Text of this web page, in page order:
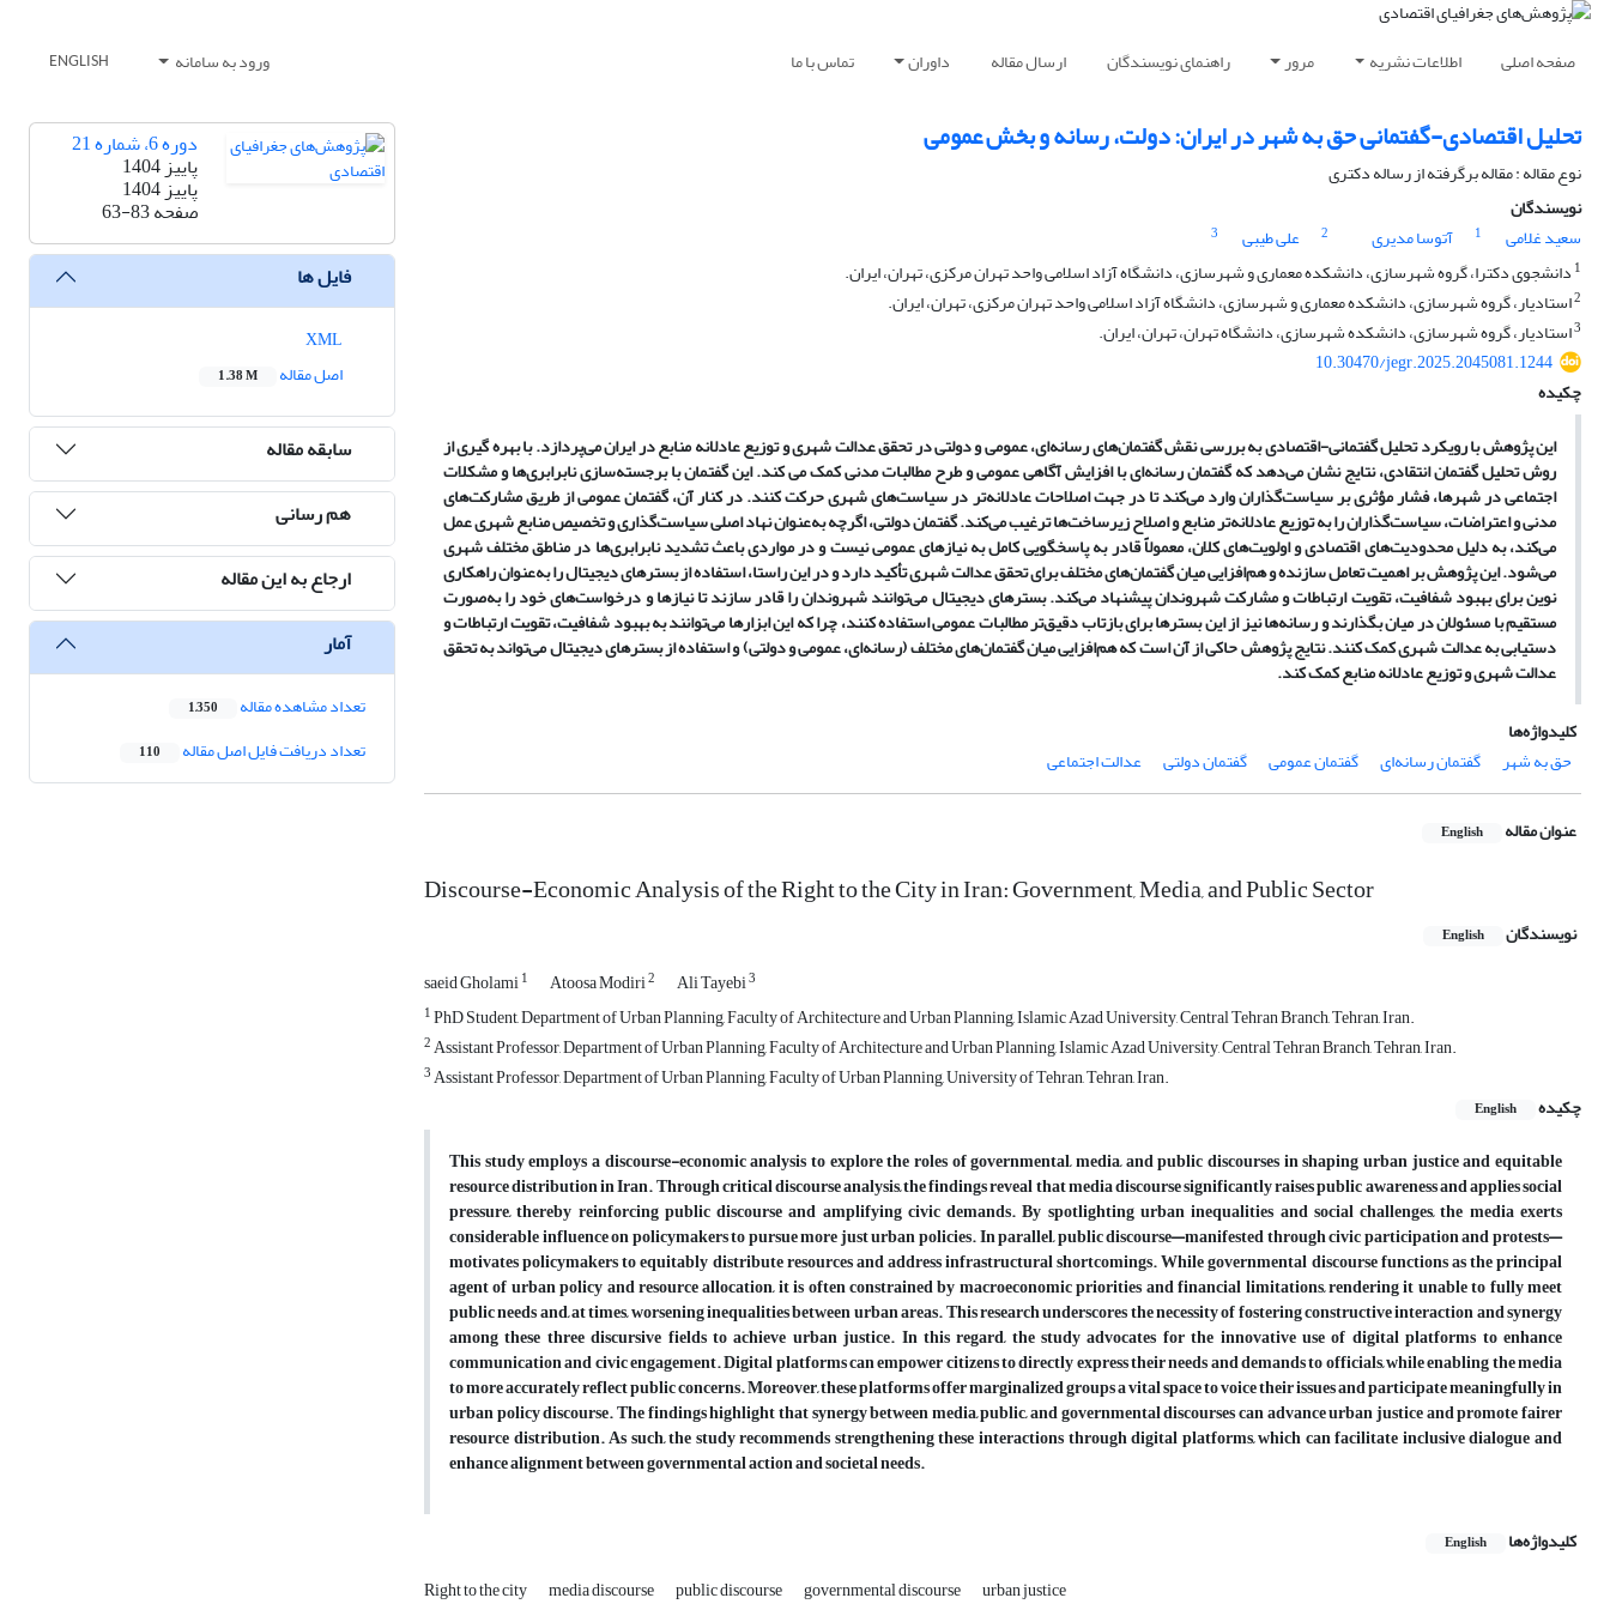
صفحه اصلی اطلاعات نشریه مرور راهنمای نویسندگان ارسال مقاله داوران تماس با ما ورود به سامانه ENGLISH
تحلیل اقتصادی-گفتمانی حق به شهر در ایران: دولت، رسانه‌ و بخش عمومی
نوع مقاله : مقاله برگرفته از رساله دکتری
نویسندگان
سعید غلامی
1 آتوسا مدیری 2 علی طیبی
3
1 دانشجوی دکترا، گروه شهرسازی، دانشکده معماری و شهرسازی، دانشگاه آزاد اسلامی واحد تهران مرکزی، تهران، ایران.
2استادیار، گروه شهرسازی، دانشکده معماری و شهرسازی، دانشگاه آزاد اسلامی واحد تهران مرکزی، تهران، ایران.
3استادیار، گروه شهرسازی، دانشکده شهرسازی، دانشگاه تهران، تهران، ایران.
10.30470/jegr.2025.2045081.1244
چکیده
این پژوهش با رویکرد تحلیل گفتمانی-اقتصادی به بررسی نقش گفتمان‌های رسانه‌ای، عمومی و دولتی در تحقق عدالت شهری و توزیع عادلانه منابع در ایران می‌پردازد. با بهره گیری از
روش تحلیل گفتمان انتقادی، نتایج نشان می‌دهد که گفتمان رسانه‌ای با افزایش آگاهی عمومی و طرح مطالبات مدنی کمک می کند. این گفتمان با برجسته‌سازی نابرابری‌ها و مشکلات
اجتماعی در شهرها، فشار مؤثری بر سیاست‌گذاران وارد می‌کند تا در جهت اصلاحات عادلانه‌تر در سیاست‌های شهری حرکت کنند. در کنار آن، گفتمان عمومی از طریق مشارکت‌های
مدنی و اعتراضات، سیاست‌گذاران را به توزیع عادلانه‌تر منابع و اصلاح زیرساخت‌ها ترغیب می‌کند. گفتمان دولتی، اگرچه به‌عنوان نهاد اصلی سیاست‌گذاری و تخصیص منابع شهری عمل
می‌کند، به دلیل محدودیت‌های اقتصادی و اولویت‌های کلان، معمولاً قادر به پاسخگویی کامل به نیازهای عمومی نیست و در مواردی باعث تشدید نابرابری‌ها در مناطق مختلف شهری
می‌شود. این پژوهش بر اهمیت تعامل سازنده و هم‌افزایی میان گفتمان‌های مختلف برای تحقق عدالت شهری تأکید دارد و در این راستا، استفاده از بسترهای دیجیتال را به‌عنوان راهکاری
نوین برای بهبود شفافیت، تقویت ارتباطات و مشارکت شهروندان پیشنهاد می‌کند. بسترهای دیجیتال می‌توانند شهروندان را قادر سازند تا نیازها و درخواست‌های خود را به‌صورت
مستقیم با مسئولان در میان بگذارند و رسانه‌ها نیز از این بسترها برای بازتاب دقیق‌تر مطالبات عمومی استفاده کنند، چرا که این ابزارها می‌توانند به بهبود شفافیت، تقویت ارتباطات و
دستیابی به عدالت شهری کمک کنند. نتایج پژوهش حاکی از آن است که هم‌افزایی میان گفتمان‌های مختلف (رسانه‌ای، عمومی و دولتی)و استفاده از بسترهای دیجیتال می‌تواند به تحقق
عدالت شهری و توزیع عادلانه منابع کمک کند.
کلیدواژه‌ها
حق به شهر
گفتمان رسانه‌ای گفتمان عمومی گفتمان دولتی عدالت اجتماعی
عنوان مقاله English
Discourse-Economic Analysis of the Right to the City in Iran: Government, Media, and Public Sector
نویسندگان English
saeid Gholami1 Atoosa Modiri2 Ali Tayebi3
1PhD Student, Department of Urban Planning, Faculty of Architecture and Urban Planning, Islamic Azad University, Central Tehran Branch, Tehran, Iran.
2Assistant Professor, Department of Urban Planning, Faculty of Architecture and Urban Planning, Islamic Azad University, Central Tehran Branch, Tehran, Iran.
3Assistant Professor, Department of Urban Planning, Faculty of Urban Planning, University of Tehran, Tehran, Iran.
چکیده
English
This study employs a discourse-economic analysis to explore the roles of governmental, media, and public discourses in shaping urban justice and equitable
resource distribution in Iran. Through critical discourse analysis, the findings reveal that media discourse significantly raises public awareness and applies social
pressure, thereby reinforcing public discourse and amplifying civic demands. By spotlighting urban inequalities and social challenges, the media exerts
considerable influence on policymakers to pursue more just urban policies. In parallel, public discourse—manifested through civic participation and protests—
motivates policymakers to equitably distribute resources and address infrastructural shortcomings. While governmental discourse functions as the principal
agent of urban policy and resource allocation, it is often constrained by macroeconomic priorities and financial limitations, rendering it unable to fully meet
public needs and, at times, worsening inequalities between urban areas. This research underscores the necessity of fostering constructive interaction and synergy
among these three discursive fields to achieve urban justice. In this regard, the study advocates for the innovative use of digital platforms to enhance
communication and civic engagement. Digital platforms can empower citizens to directly express their needs and demands to officials, while enabling the media
to more accurately reflect public concerns. Moreover, these platforms offer marginalized groups a vital space to voice their issues and participate meaningfully in
urban policy discourse. The findings highlight that synergy between media, public, and governmental discourses can advance urban justice and promote fairer
resource distribution. As such, the study recommends strengthening these interactions through digital platforms, which can facilitate inclusive dialogue and
enhance alignment between governmental action and societal needs.
کلیدواژه‌ها English
Right to the city media discourse public discourse governmental discourse urban justice
دوره 6، شماره 21
پاییز 1404
پاییز 1404
صفحه63-83
فایل ها
اصل مقاله
1.38 M
سابقه مقاله
هم رسانی
ارجاع به این مقاله
آمار
تعداد مشاهده مقاله 1,350
تعداد دریافت فایل اصل مقاله 110